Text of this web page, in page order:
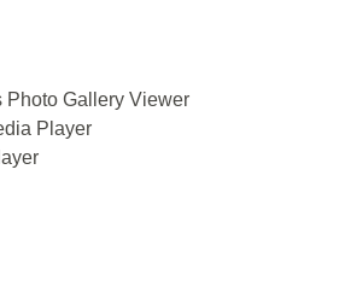
Photo Gallery Viewer
Player